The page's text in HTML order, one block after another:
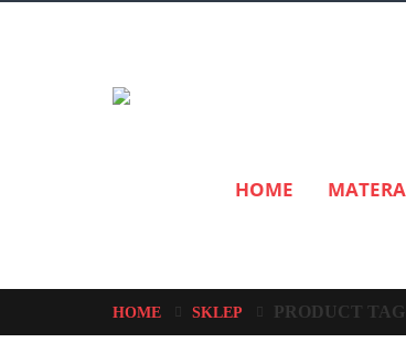
HOME
HOME SKLEP PRODUCT TAG